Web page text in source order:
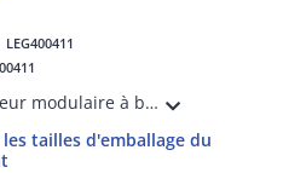
LEG400411
Répartiteur modulaire à barreaux étagés tétrapolaire 160A 1 arrivée extérieure 35mm² à 70mm² en conducteur rigide ou 35mm² à 70mm² en conducteur souple avec ou sans embout et 13 départs - 10 modules
tailles d'emballage du